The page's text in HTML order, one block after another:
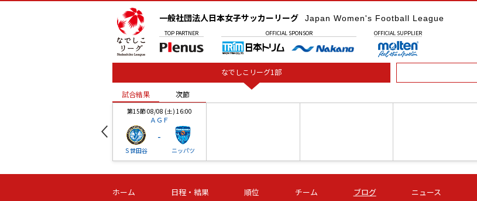
一般社団法人日本女子サッカーリーグ Japan Women's Football League
TOP PARTNER OFFICIAL SPONSOR OFFICIAL SUPPLIER
なでしこリーグ1部
試合結果 次節
第15節 08/08 (土) 16:00
ＡＧＦ
Ｓ世田谷
-
ニッパツ
第16節 09/05 (土) 15:00
ニッパツ
第16節 09/05 (土) 15:00
石人の星
第16節 09/05 (土) 16:00
ＡＧＦ いちご
試合結果 次節
ホーム 日程・結果 順位 チーム ブログ ニュース